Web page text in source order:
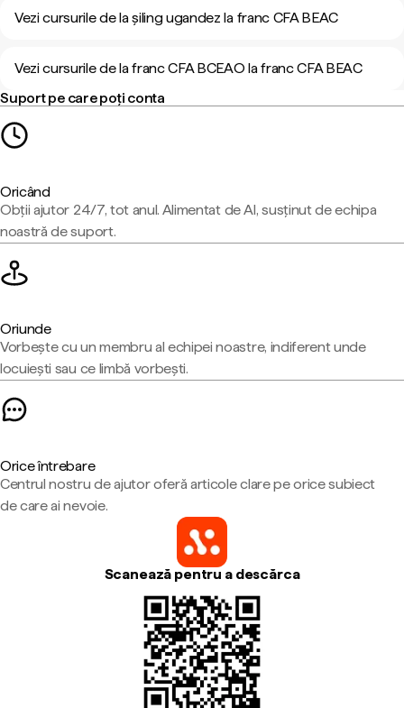
Vezi cursurile de la șiling ugandez la franc CFA BEAC
Vezi cursurile de la franc CFA BCEAO la franc CFA BEAC
Suport pe care poți conta
Oricând
Obții ajutor 24/7, tot anul. Alimentat de AI, susținut de echipa
noastră de suport.
Oriunde
Vorbește cu un membru al echipei noastre, indiferent unde
locuiești sau ce limbă vorbești.
Orice întrebare
Centrul nostru de ajutor oferă articole clare pe orice subiect
de care ai nevoie.
Scanează pentru a descărca